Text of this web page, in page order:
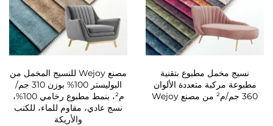
نسيج مخمل مطبوع بتقنية
مطبوعة مركبة متعددة الألوان
360 جم/م² من مصنع Wejoy
مصنع Wejoy للنسيج المخمل من
البوليستر 100% بوزن 310 جم/
م²، بنمط مطبوع رخامي 100%،
نسج عادي، مقاوم للماء، للكنب
والأريكة